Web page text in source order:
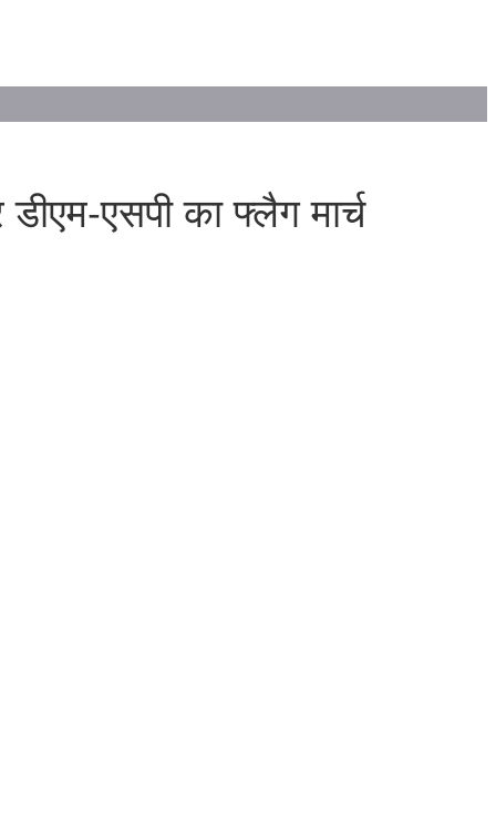
एसपी का फ्लैग मार्च